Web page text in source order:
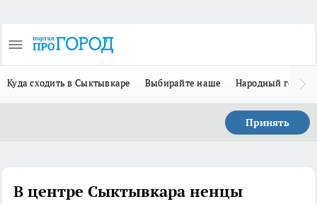
Куда сходить в Сыктывкаре Выбирайте наше Народный герой
Принять
В центре Сыктывкара ненцы